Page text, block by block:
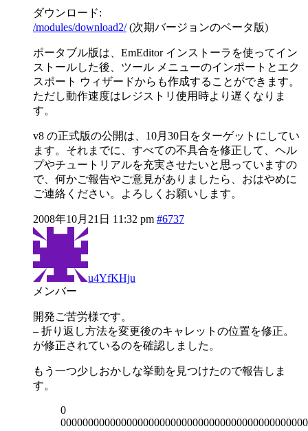
ダウンロード:
/modules/download2/(次期バージョンのベータ版)
ポータブル版は、EmEditor インストーラを使ってイン
ストールした後、ツール メニューのインポートとエク
スポート ウィザードからも作成することができます。
ただし動作速度はレジストリ使用時より遅くなりま
す。
v8 の正式版の公開は、10月30日をターゲットにしてい
ます。それまでに、すべての不具合を修正して、ヘル
プやチュートリアルを充実させたいと思っていますの
で、何かご報告やご意見がありましたら、おはやめに
ご連絡ください。よろしくお願いします。
2008年10月21日 11:32 pm #6737
u4YfKHju
メンバー
開発ご苦労様です。
– 折り返し方法を変更後のキャレットの位置を修正。
が修正されているのを確認しました。
もう一つ少しおかしな挙動を見つけたので報告しま
す。
0